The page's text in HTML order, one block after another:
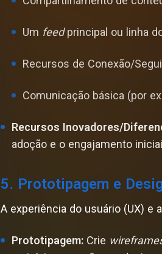
Um feedprincipal ou linha
Recursos de Conexão/
Comunicação básica (por
Recursos Inovadores/
adoção e o engajamento
5. Prototipagem e
A experiência do usuário (UX) e
Prototipagem: Crie